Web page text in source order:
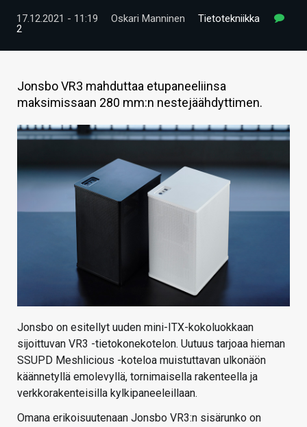
VIDEOT
HINTA.FI
KAUPPA
17.12.2021 - 11:19 Oskari Manninen
Tietotekniikka
2
Jonsbo VR3 mahduttaa etupaneeliinsa
maksimissaan 280 mm:n nestejäähdyttimen.
Jonsbo on esitellyt uuden mini-ITX-kokoluokkaan
sijoittuvan VR3 -tietokonekotelon. Uutuus tarjoaa hieman
SSUPD Meshlicious -koteloa muistuttavan ulkonäön
käännetyllä emolevyllä, tornimaisella rakenteella ja
verkkorakenteisilla kylkipaneeleillaan.
Omana erikoisuutenaan Jonsbo VR3:n sisärunko on